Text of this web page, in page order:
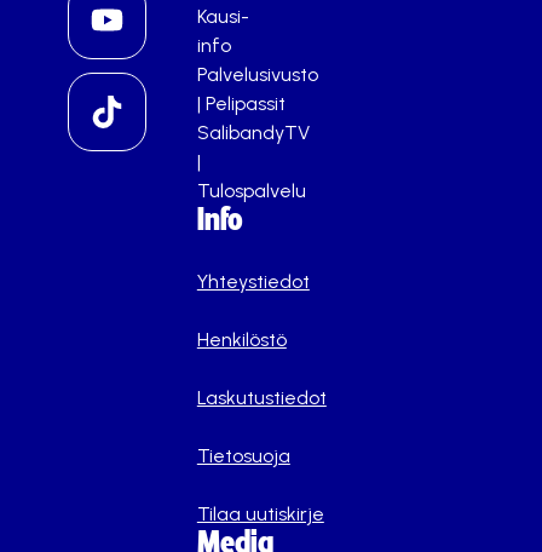
Kausi-
info
Palvelusivusto
| Pelipassit
SalibandyTV
|
Tulospalvelu
Info
Yhteystiedot
Henkilöstö
Laskutustiedot
Tietosuoja
Tilaa uutiskirje
Media